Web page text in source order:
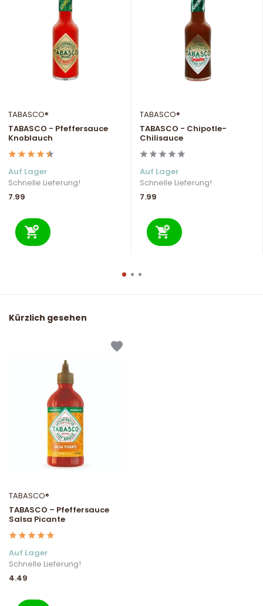
TABASCO®
TABASCO - Pfeffersauce
Knoblauch
Auf Lager
Schnelle Lieferung!
7.99
TABASCO®
TABASCO - Chipotle-
Chilisauce
Auf Lager
Schnelle Lieferung!
7.99
Kürzlich gesehen
TABASCO®
TABASCO – Pfeffersauce
Salsa Picante
Auf Lager
Schnelle Lieferung!
4.49